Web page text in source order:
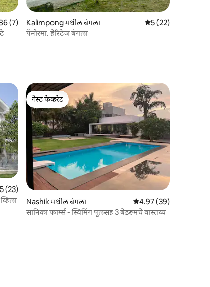
4.86 सरासरी रेटिंग, 7 रिव्ह्यूज
(7)
Kalimpong मधील बंगला 5 पैकी 5 सरासरी रेटिंग,
5 (22)
पॅनोरमा. हेरिटेज बंगला
5 सरासरी रेटिंग, 23 रिव्ह्यूज
5 (23)
गेस्ट फेव्हरेट
गेस्ट फेव्हरेट
Nashik मधील बंगला 5 पैकी 4.97 सरासरी रेटिंग,
4.97 (39)
सानिका फार्म्स - स्विमिंग पूलसह 3 बेडरूमचे वास्तव्य